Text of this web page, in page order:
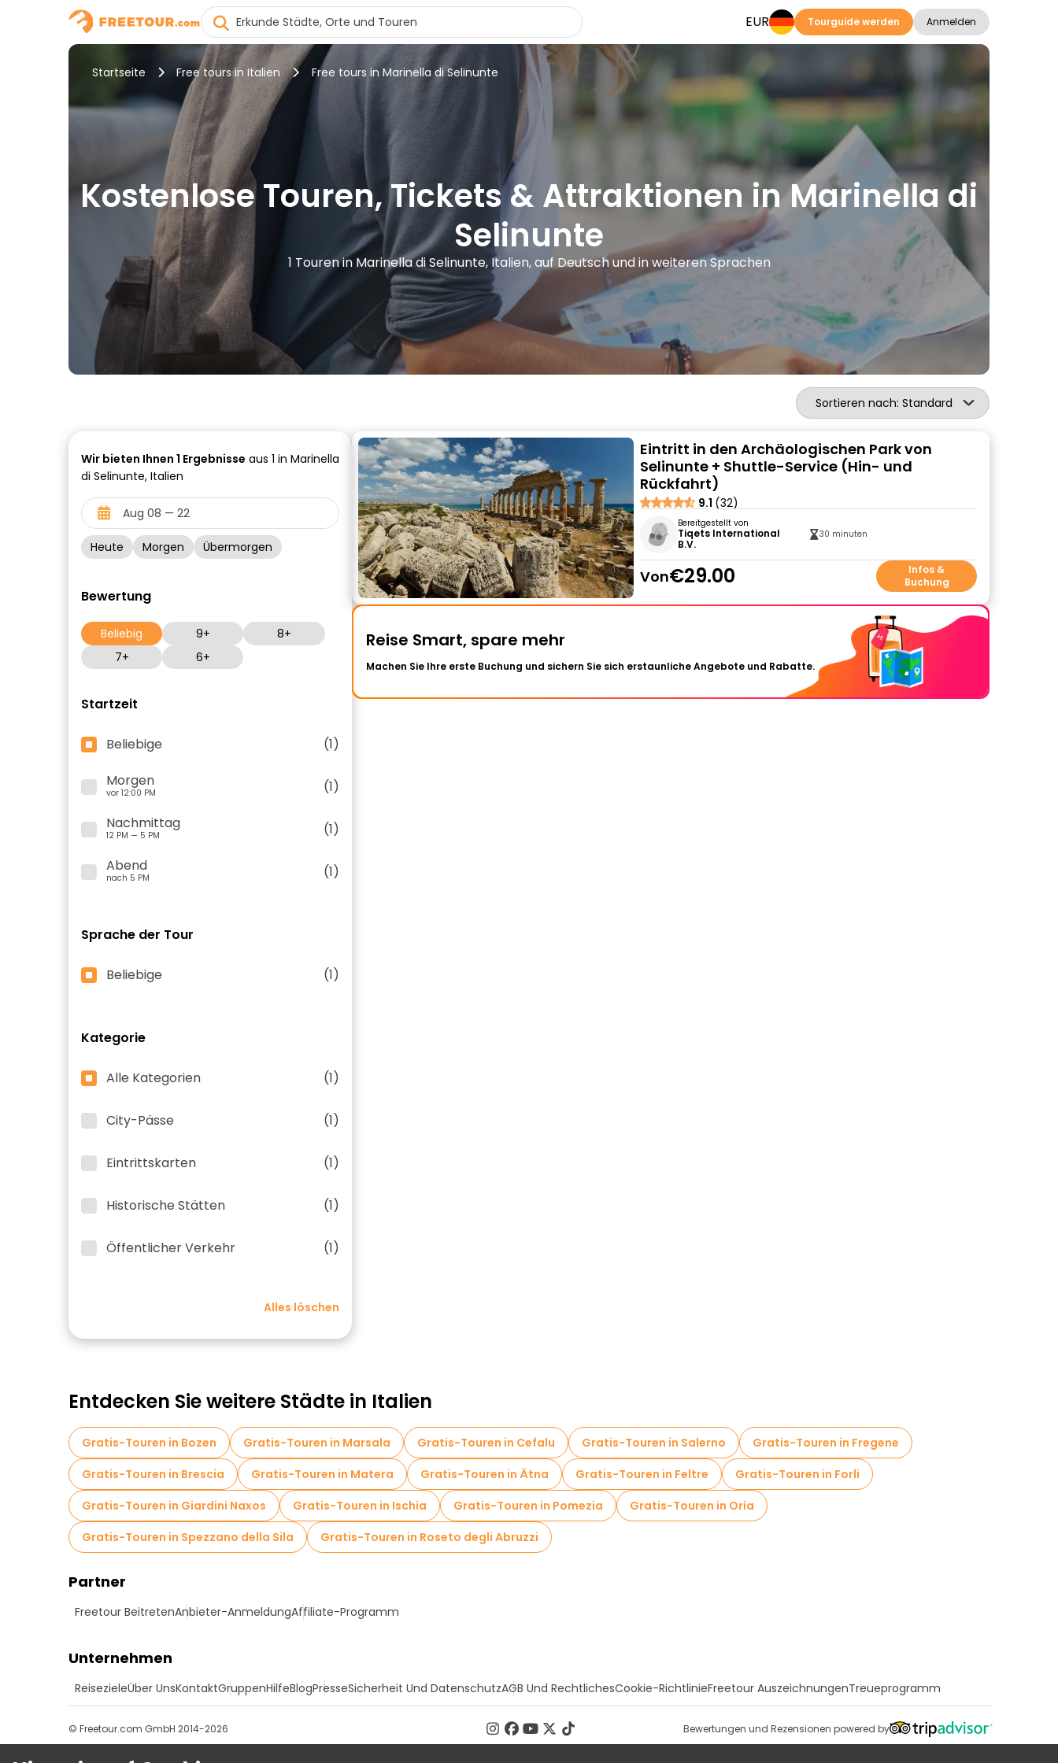
EUR Tourguide werden Anmelden
Startseite Free tours in Italien Free tours in Marinella di Selinunte
Kostenlose Touren, Tickets & Attraktionen in Marinella di
Selinunte
1 Touren in Marinella di Selinunte, Italien, auf Deutsch und in weiteren Sprachen
Sortieren nach: Standard
Wir bieten Ihnen 1 Ergebnisse aus 1 in Marinella
di Selinunte, Italien
Heute Morgen Übermorgen
Bewertung
Beliebig 9+
8+
7+
6+
Startzeit
Beliebige
(1)
Morgen
vor 12:00 PM
(1)
Nachmittag
12 PM — 5 PM
(1)
Abend
nach 5 PM (1)
Sprache der Tour
Beliebige (1)
Kategorie
Alle Kategorien (1)
City-Pässe (1)
Eintrittskarten (1)
Historische Stätten (1)
Öffentlicher Verkehr (1)
Alles löschen
Eintritt in den Archäologischen Park von
Selinunte + Shuttle-Service (Hin- und
Rückfahrt)
9.1 (32)
Bereitgestellt von
Tiqets International
B.V.
30 minuten
Von€29.00
Infos &
Buchung
Reise Smart, spare mehr
Machen Sie Ihre erste Buchung und sichern Sie sich erstaunliche Angebote und Rabatte.
Entdecken Sie weitere Städte in Italien
Gratis-Touren in Bozen Gratis-Touren in Marsala Gratis-Touren in Cefalu Gratis-Touren in Salerno
Gratis-Touren in Fregene
Gratis-Touren in Brescia
Gratis-Touren in Matera Gratis-Touren in Ätna Gratis-Touren in Feltre
Gratis-Touren in Forli
Gratis-Touren in Giardini Naxos
Gratis-Touren in Ischia Gratis-Touren in Pomezia
Gratis-Touren in Oria
Gratis-Touren in Spezzano della Sila
Gratis-Touren in Roseto degli Abruzzi
Partner
Freetour BeitretenAnbieter-AnmeldungAffiliate-Programm
Unternehmen
ReisezieleÜber UnsKontaktGruppenHilfeBlogPresseSicherheit Und DatenschutzAGB Und RechtlichesCookie-RichtlinieFreetour AuszeichnungenTreueprogramm
Bewertungen und Rezensionen powered by
© Freetour.com GmbH 2014-2026